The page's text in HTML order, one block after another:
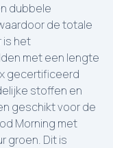
dubbele
de totale
is het
met een lengte
gecertificeerd
stoffen en
geschikt voor de
Morning met
groen. Dit is